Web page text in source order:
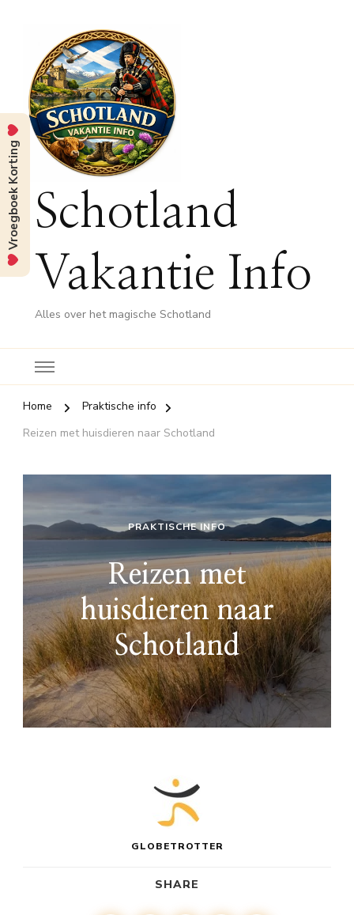
Schotland
Vakantie Info
Alles over het magische Schotland
Home
Praktische info
Reizen met huisdieren naar Schotland
PRAKTISCHE INFO
Reizen met
huisdieren naar
Schotland
GLOBETROTTER
SHARE
Vroegboek Korting